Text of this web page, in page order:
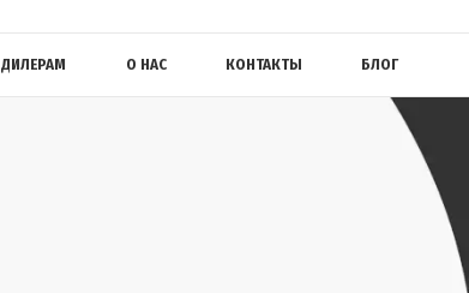
ДИЛЕРАМ О НАС КОНТАКТЫ БЛОГ